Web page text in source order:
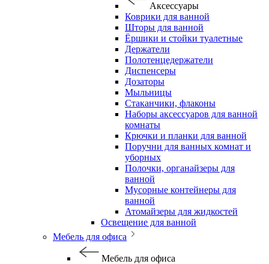
Аксессуары
Коврики для ванной
Шторы для ванной
Ёршики и стойки туалетные
Держатели
Полотенцедержатели
Диспенсеры
Дозаторы
Мыльницы
Стаканчики, флаконы
Наборы аксессуаров для ванной
комнаты
Крючки и планки для ванной
Поручни для ванных комнат и
уборных
Полочки, органайзеры для
ванной
Мусорные контейнеры для
ванной
Атомайзеры для жидкостей
Освещение для ванной
Мебель для офиса
Мебель для офиса